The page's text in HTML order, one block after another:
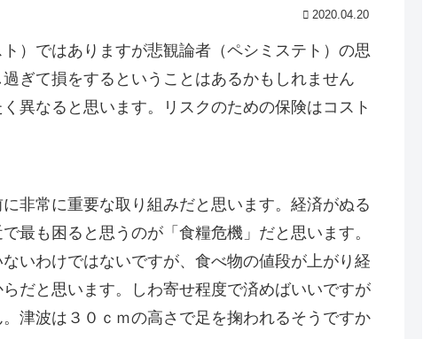
2020.04.20
）ではありますが悲観論者（ペシミステト）の思
ぎて損をするということはあるかもしれません
異なると思います。リスクのための保険はコスト
非常に重要な取り組みだと思います。経済がぬる
最も困ると思うのが「食糧危機」だと思います。
いわけではないですが、食べ物の値段が上がり経
だと思います。しわ寄せ程度で済めばいいですが
津波は３０ｃｍの高さで足を掬われるそうですか